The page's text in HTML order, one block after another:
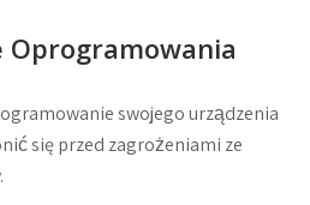
Oprogramowania
swojego urządzenia
się przed zagrożeniami ze